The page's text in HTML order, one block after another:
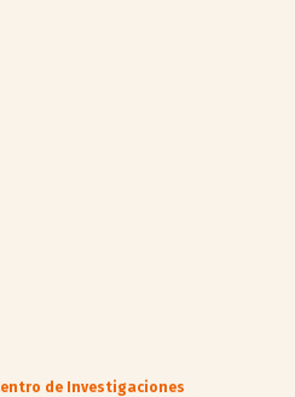
de Investigaciones